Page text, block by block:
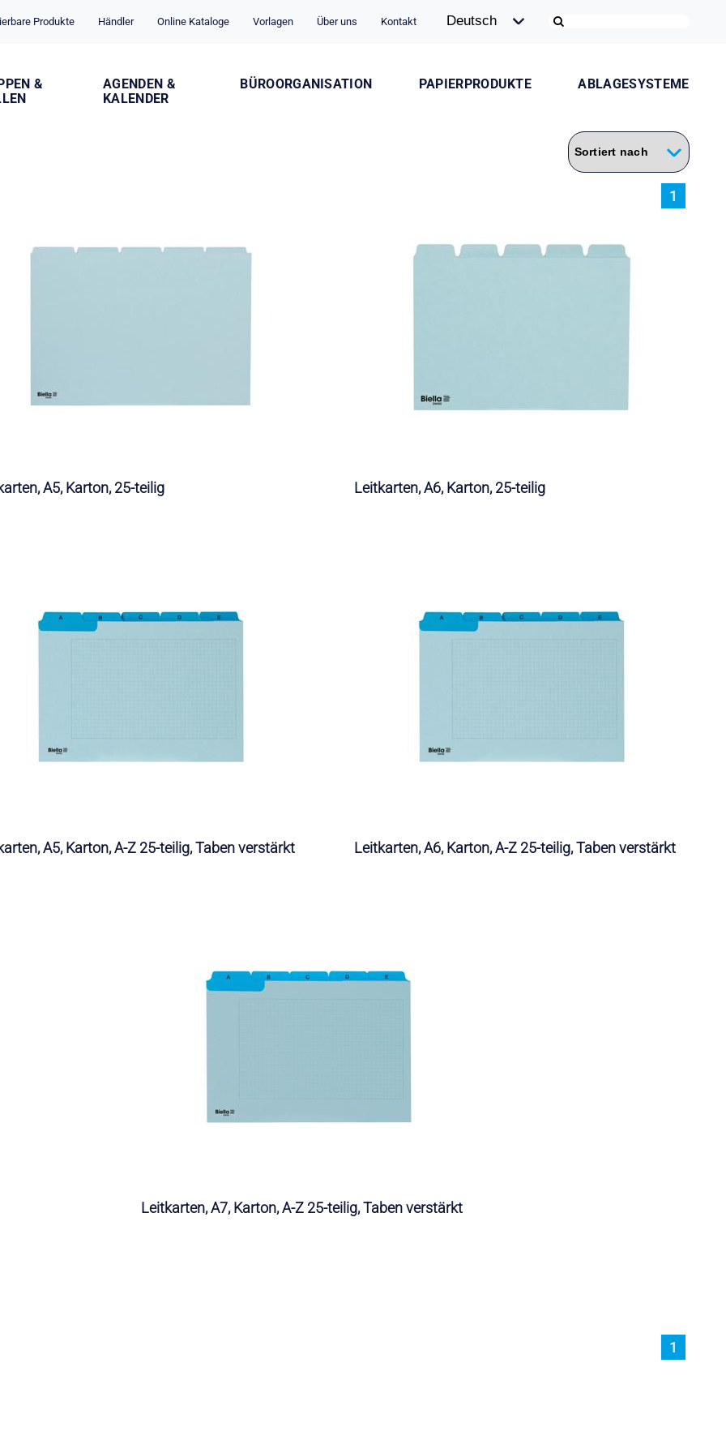
Produkte Händler Online Kataloge Vorlagen Über uns Kontakt
PAPIERPRODUKTE ABLAGESYSTEME
BÜROORGANISATION
&
AGENDEN &
KALENDER
1
A5, Karton, 25-teilig Leitkarten, A6, Karton, 25-teilig
A5, Karton, A-Z 25-teilig, Taben verstärkt Leitkarten, A6, Karton, A-Z 25-teilig, Taben verstärkt
Leitkarten, A7, Karton, A-Z 25-teilig, Taben verstärkt
1